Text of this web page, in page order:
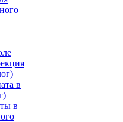
в
в